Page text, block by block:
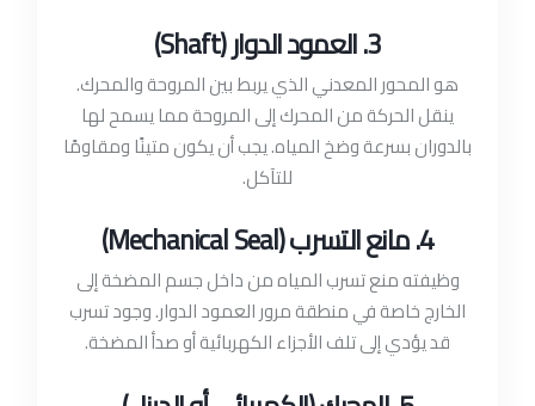
3. العمود الدوار (Shaft)
هو المحور المعدني الذي يربط بين المروحة والمحرك.
ينقل الحركة من المحرك إلى المروحة مما يسمح لها
بالدوران بسرعة وضخ المياه. يجب أن يكون متينًا ومقاومًا
للتآكل.
4. مانع التسرب (Mechanical Seal)
وظيفته منع تسرب المياه من داخل جسم المضخة إلى
الخارج خاصة في منطقة مرور العمود الدوار. وجود تسرب
قد يؤدي إلى تلف الأجزاء الكهربائية أو صدأ المضخة.